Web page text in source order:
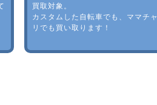
買取対象。
カスタムした自転車でも、ママチャ
リでも買い取ります！